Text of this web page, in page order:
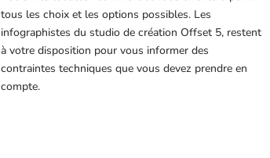
tous les choix et les options possibles. Les
infographistes du studio de création Offset 5, restent
à votre disposition pour vous informer des
contraintes techniques que vous devez prendre en
compte.